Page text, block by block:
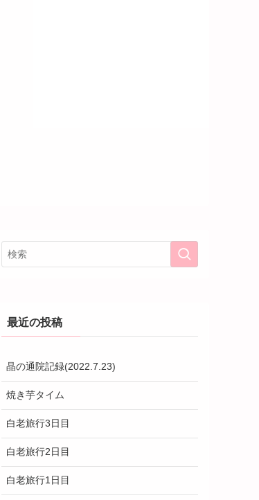
最近の投稿
晶の通院記録(2022.7.23)
焼き芋タイム
白老旅行3日目
白老旅行2日目
白老旅行1日目